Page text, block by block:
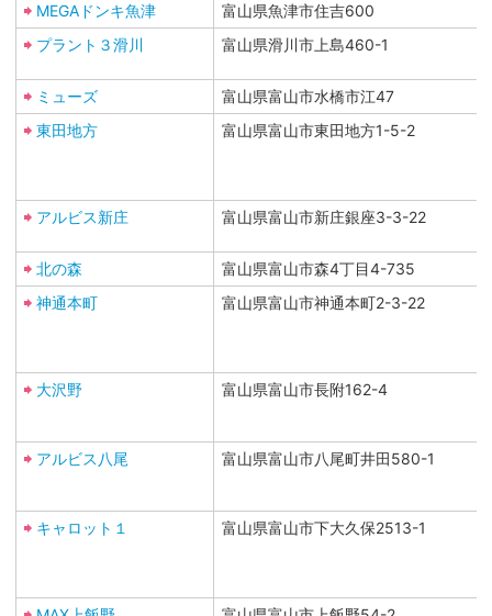
MEGAドンキ魚津
富山県魚津市住吉600
プラント３滑川
富山県滑川市上島460-1
ミューズ
富山県富山市水橋市江47
東田地方
富山県富山市東田地方1-5-2
アルビス新庄 富山県富山市新庄銀座3-3-22
北の森
富山県富山市森4丁目4-735
神通本町
富山県富山市神通本町2-3-22
大沢野 富山県富山市長附162-4
アルビス八尾 富山県富山市八尾町井田580-1
キャロット１ 富山県富山市下大久保2513-1